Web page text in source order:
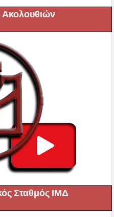
Σταθμός ΙΜΔ